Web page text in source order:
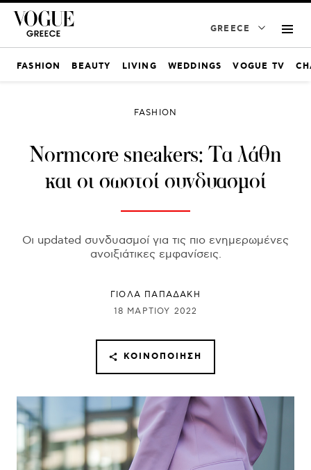
GREECE
FASHION BEAUTY LIVING WEDDINGS VOGUE TV
FASHION
Normcore sneakers: Τα λάθη
και οι σωστοί συνδυασμοί
Οι updated συνδυασμοί για τις πιο ενημερωμένες
ανοιξιάτικες εμφανίσεις.
ΓΙΌΛΑ ΠΑΠΑΔΆΚΗ
18 ΜΑΡΤΊΟΥ 2022
ΚΟΙΝΟΠΟΊΗΣΗ